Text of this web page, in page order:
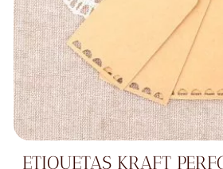
ETIQUETAS KRAFT